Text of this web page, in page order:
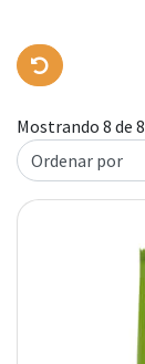
Mostrando 8 de 8